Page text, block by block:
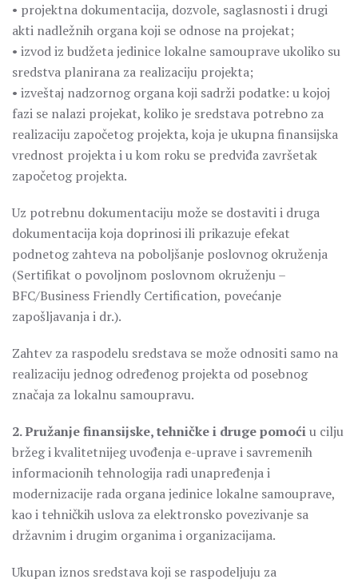
• projektna dokumentacija, dozvole, saglasnosti i drugi
akti nadležnih organa koji se odnose na projekat;
• izvod iz budžeta jedinice lokalne samouprave ukoliko su
sredstva planirana za realizaciju projekta;
• izveštaj nadzornog organa koji sadrži podatke: u kojoj
fazi se nalazi projekat, koliko je sredstava potrebno za
realizaciju započetog projekta, koja je ukupna finansijska
vrednost projekta i u kom roku se predviđa završetak
započetog projekta.
Uz potrebnu dokumentaciju može se dostaviti i druga
dokumentacija koja doprinosi ili prikazuje efekat
podnetog zahteva na poboljšanje poslovnog okruženja
(Sertifikat o povoljnom poslovnom okruženju –
BFC/Business Friendly Certification, povećanje
zapošljavanja i dr.).
Zahtev za raspodelu sredstava se može odnositi samo na
realizaciju jednog određenog projekta od posebnog
značaja za lokalnu samoupravu.
2. Pružanje finansijske, tehničke i druge pomoćiu cilju
bržeg i kvalitetnijeg uvođenja e-uprave i savremenih
informacionih tehnologija radi unapređenja i
modernizacije rada organa jedinice lokalne samouprave,
kao i tehničkih uslova za elektronsko povezivanje sa
državnim i drugim organima i organizacijama.
Ukupan iznos sredstava koji se raspodeljuju za